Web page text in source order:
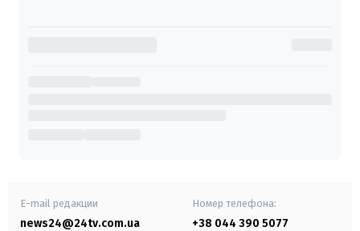
E-mail редакции
news24@24tv.com.ua
Номер телефона:
+38 044 390 5077